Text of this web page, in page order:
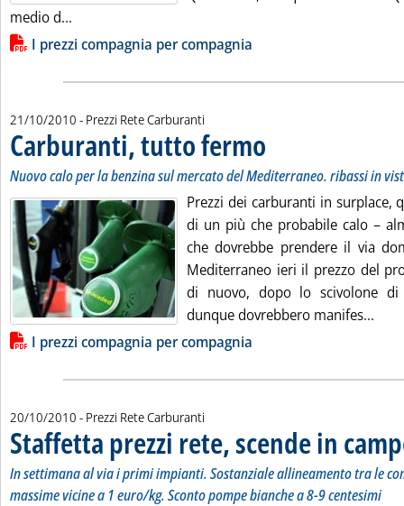
medio d...
Lista allegati PDF alla notizia
I prezzi compagnia per compagnia
21/10/2010 - Prezzi Rete Carburanti
Carburanti, tutto fermo
Nuovo calo per la benzina sul mercato del Mediterraneo. ribassi in
Prezzi dei carburanti in surplace,
di un più che probabile calo –
che dovrebbe prendere il via
Mediterraneo ieri il prezzo del
di nuovo, dopo lo scivolone
dunque dovrebbero manifes...
Lista allegati PDF alla notizia
I prezzi compagnia per compagnia
20/10/2010 - Prezzi Rete Carburanti
Staffetta prezzi rete, scende in
In settimana al via i primi impianti. Sostanziale allineamento tra le
massime vicine a 1 euro/kg. Sconto pompe bianche a 8-9 centesimi